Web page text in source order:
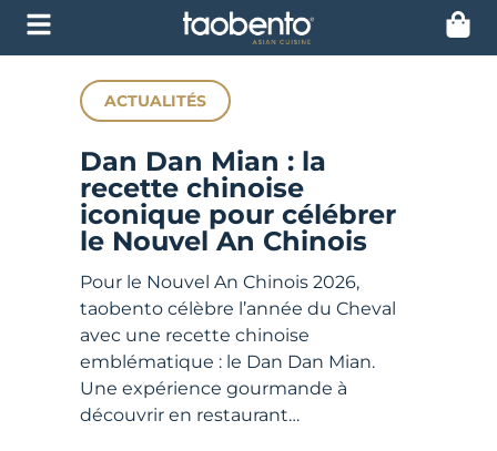
ACTUALITÉS
Dan Dan Mian : la
recette chinoise
iconique pour célébrer
le Nouvel An Chinois
Pour le Nouvel An Chinois 2026,
taobento célèbre l’année du Cheval
avec une recette chinoise
emblématique : le Dan Dan Mian.
Une expérience gourmande à
découvrir en restaurant…